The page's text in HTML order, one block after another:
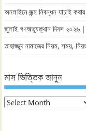
অনলাইনে জন্ম নিবন্ধন যাচাই
জুলাই গণঅভ্যুত্থান দিবস ২০২৬ |
তাহাজ্জুদ নামাজের নিয়ম, সময়,
মাস ভিত্তিক জানুন
মাস